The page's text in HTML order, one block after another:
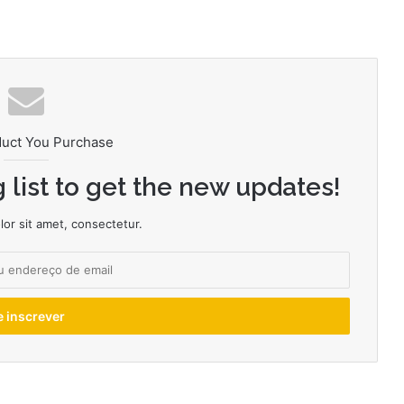
You Purchase
list to get the new updates!
sit amet, consectetur.